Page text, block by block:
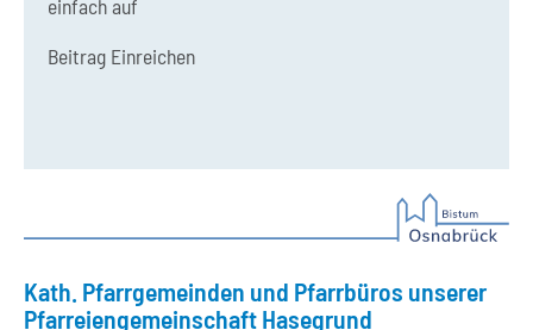
einfach auf
Beitrag Einreichen
Kath. Pfarrgemeinden und Pfarrbüros unserer
Pfarreiengemeinschaft Hasegrund